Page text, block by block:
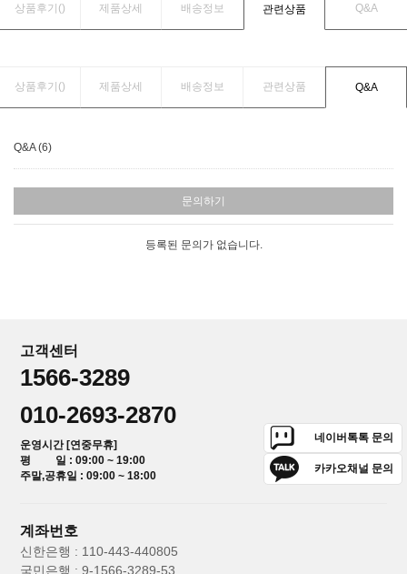
상품후기() 제품상세 배송정보 관련상품 Q&A
상품후기() 제품상세 배송정보 관련상품 Q&A
Q&A (6)
문의하기
등록된 문의가 없습니다.
고객센터
1566-3289
010-2693-2870
운영시간 [연중무휴]
평 일 : 09:00 ~ 19:00
주말,공휴일 : 09:00 ~ 18:00
네이버톡톡 문의
카카오채널 문의
계좌번호
신한은행 : 110-443-440805
국민은행 : 9-1566-3289-53